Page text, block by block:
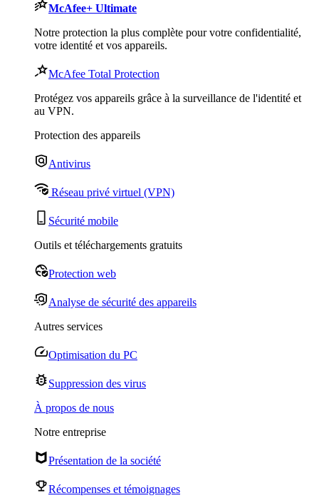
McAfee+ Ultimate
Notre protection la plus complète pour votre confidentialité,
votre identité et vos appareils.
McAfee Total Protection
Protégez vos appareils grâce à la surveillance de l'identité et
au VPN.
Protection des appareils
Antivirus
Réseau privé virtuel (VPN)
Sécurité mobile
Outils et téléchargements gratuits
Protection web
Analyse de sécurité des appareils
Autres services
Optimisation du PC
Suppression des virus
À propos de nous
Notre entreprise
Présentation de la société
Récompenses et témoignages